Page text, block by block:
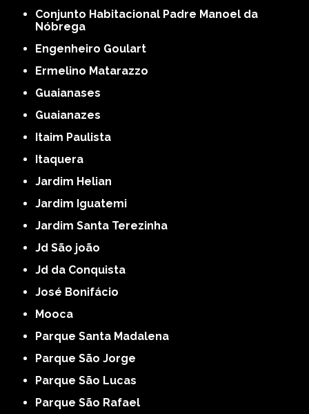
Conjunto Habitacional Padre Manoel da
Nóbrega
Engenheiro Goulart
Ermelino Matarazzo
Guaianases
Guaianazes
Itaim Paulista
Itaquera
Jardim Helian
Jardim Iguatemi
Jardim Santa Terezinha
Jd São joão
Jd da Conquista
José Bonifácio
Mooca
Parque Santa Madalena
Parque São Jorge
Parque São Lucas
Parque São Rafael